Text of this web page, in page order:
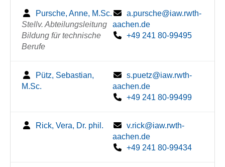
Pursche, Anne, M.Sc.
Stellv. Abteilungsleitung
Bildung für technische
Berufe
a.pursche@iaw.rwth-
aachen.de
+49 241 80-99495
Pütz, Sebastian,
M.Sc.
s.puetz@iaw.rwth-
aachen.de
+49 241 80-99499
Rick, Vera, Dr. phil.
v.rick@iaw.rwth-
aachen.de
+49 241 80-99434